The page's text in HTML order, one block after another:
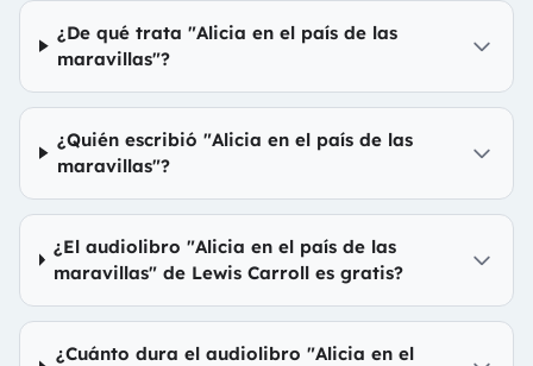
¿De qué trata "Alicia en el país de las
maravillas"?
¿Quién escribió "Alicia en el país de las
maravillas"?
¿El audiolibro "Alicia en el país de las
maravillas" de Lewis Carroll es gratis?
¿Cuánto dura el audiolibro "Alicia en el